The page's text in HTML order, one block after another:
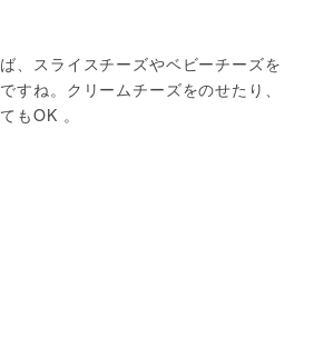
、スライスチーズやベビーチーズを
すね。クリームチーズをのせたり、
もOK 。